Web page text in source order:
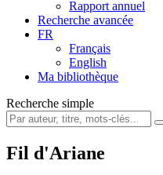
Rapport annuel
Recherche avancée
FR
Français
English
Ma bibliothèque
Recherche simple
Fil d'Ariane